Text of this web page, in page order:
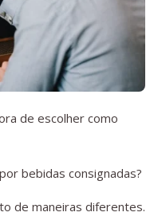
de escolher como
bebidas consignadas?
de maneiras diferentes.